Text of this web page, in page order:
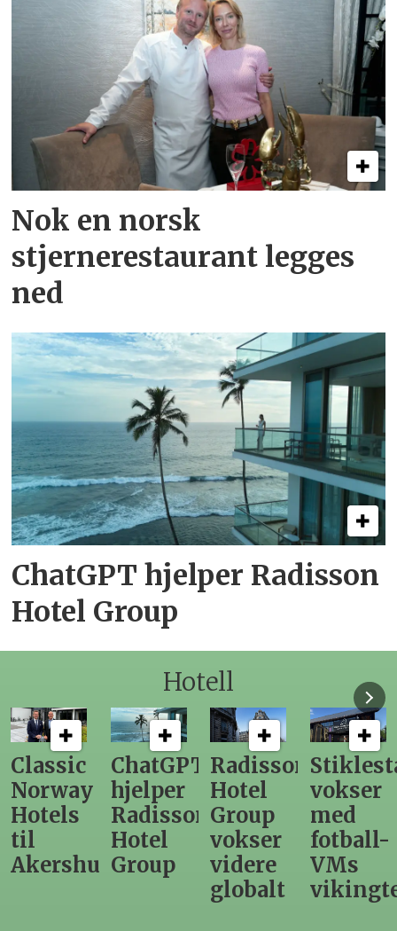
Nok en norsk
stjernerestaurant legges
ned
ChatGPT hjelper Radisson
Hotel Group
Hotell
ChatGPT
hjelper
Radisson
Hotel
Group
Radisson
Hotel
Group
vokser
videre
Stiklestad
vokser
med
fotball-
VMs
vikingtematikk
Fra
direktør
til
nytt